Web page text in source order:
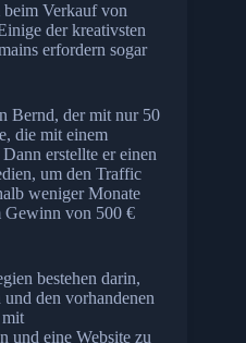
Verkauf von
der kreativsten
erfordern sogar
Bernd, der mit nur 50
die mit einem
erstellte er einen
um den Traffic
weniger Monate
Gewinn von 500 €
bestehen darin,
den vorhandenen
und eine Website zu